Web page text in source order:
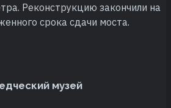
Реконструкцию закончили на
срока сдачи моста.
музей